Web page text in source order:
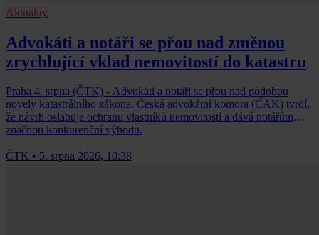
Aktuality
Advokáti a notáři se přou nad změnou
zrychlující vklad nemovitostí do katastru
Praha 4. srpna (ČTK) - Advokáti a notáři se přou nad podobou
novely katastrálního zákona. Česká advokátní komora (ČAK) tvrdí,
že návrh oslabuje ochranu vlastníků nemovitostí a dává notářům
značnou konkurenční výhodu.
ČTK • 5. srpna 2026, 10:38